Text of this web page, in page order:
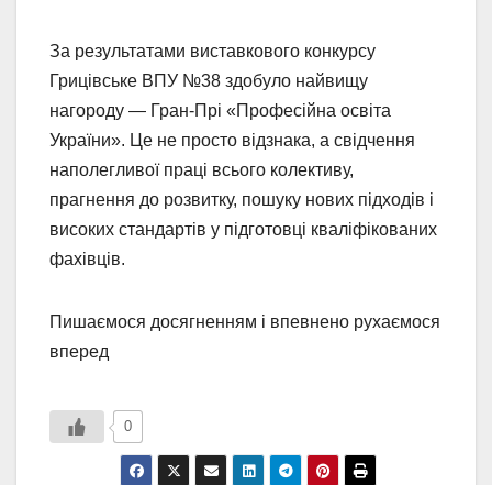
За результатами виставкового конкурсу
Грицівське ВПУ №38 здобуло найвищу
нагороду — Гран-Прі «Професійна освіта
України». Це не просто відзнака, а свідчення
наполегливої праці всього колективу,
прагнення до розвитку, пошуку нових підходів і
високих стандартів у підготовці кваліфікованих
фахівців.
Пишаємося досягненням і впевнено рухаємося
вперед
0